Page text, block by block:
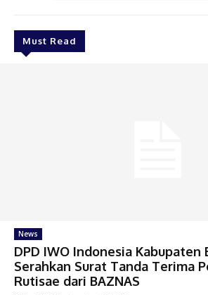
Must Read
News
DPD IWO Indonesia Kabupaten
Serahkan Surat Tanda Terima
Rutisae dari BAZNAS